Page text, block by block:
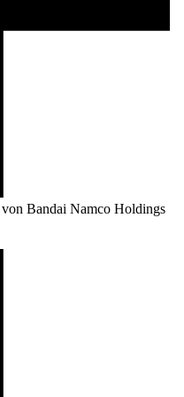
Bandai Namco Holdings